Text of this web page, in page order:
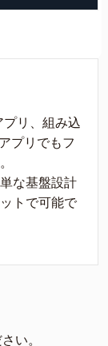
リ、組み込
プリでもフ
な基盤設計
トで可能で
い。